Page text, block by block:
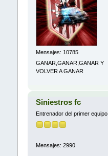
Mensajes: 10785
GANAR,GANAR,GANAR Y
VOLVER A GANAR
Siniestros fc
Entrenador del primer equipo
Mensajes: 2990